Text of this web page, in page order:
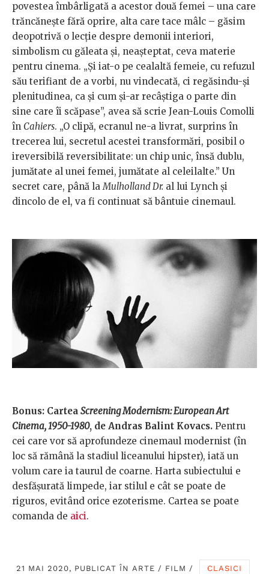
povestea îmbârligată a acestor două femei – una care
trăncănește fără oprire, alta care tace mâlc – găsim
deopotrivă o lecție despre demonii interiori,
simbolism cu găleata și, neașteptat, ceva materie
pentru cinema. „Și iat-o pe cealaltă femeie, cu refuzul
său terifiant de a vorbi, nu vindecată, ci regăsindu-și
plenitudinea, ca și cum și-ar recâștiga o parte din
sine care îi scăpase”, avea să scrie Jean-Louis Comolli
în Cahiers. „O clipă, ecranul ne-a livrat, surprins în
trecerea lui, secretul acestei transformări, posibil o
ireversibilă reversibilitate: un chip unic, însă dublu,
jumătate al unei femei, jumătate al celeilalte.” Un
secret care, până laMulholland Dr. al lui Lynch și
dincolo de el, va fi continuat să bântuie cinemaul.
Bonus: Cartea Screening Modernism: European Art
Cinema, 1950-1980, de Andras Balint Kovacs. Pentru
cei care vor să aprofundeze cinemaul modernist (în
loc să rămână la stadiul liceanului hipster), iată un
volum care ia taurul de coarne. Harta subiectului e
desfășurată limpede, iar stilul e cât se poate de
riguros, evitând orice ezoterisme. Cartea se poate
comanda de aici.
21 MAI 2020, PUBLICAT ÎN ARTE / FILM / CLASICI